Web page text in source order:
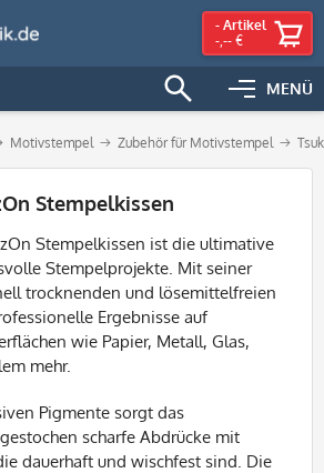
MENÜ
- Artikel
-,-- €
Motivstempel Zubehör für Motivstempel
Stempelkissen
Stempelkissen ist die ultimative
Stempelprojekte. Mit seiner
trocknenden und lösemittelfreien
Ergebnisse auf
wie Papier, Metall, Glas,
mehr.
Pigmente sorgt das
scharfe Abdrücke mit
dauerhaft und wischfest sind. Die